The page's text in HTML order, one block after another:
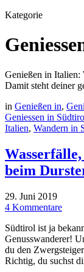
Kategorie
Genießen in Italien:
Damit steht deiner
in Genießen in,
Geniessen in
Italien, Wandern in
beim
29. Juni 2019
4 Kommentare
Südtirol ist ja
Genusswanderer!
du den
Richtig, du suchst